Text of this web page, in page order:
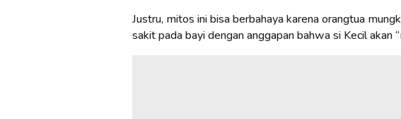
Justru, mitos ini bisa berbahaya karena orangtua
sakit pada bayi dengan anggapan bahwa si Kecil akan